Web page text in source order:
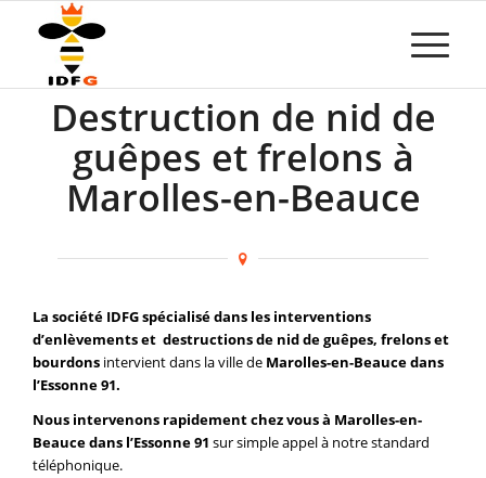
Destruction de nid de
guêpes et frelons à
Marolles-en-Beauce
La société IDFG spécialisé dans les interventions
d’enlèvements et destructions de nid de guêpes, frelons et
bourdons intervient dans la ville de Marolles-en-Beauce dans
l’Essonne 91.
Nous intervenons rapidement chez vous à Marolles-en-
Beauce dans l’Essonne 91 sur simple appel à notre standard
téléphonique.